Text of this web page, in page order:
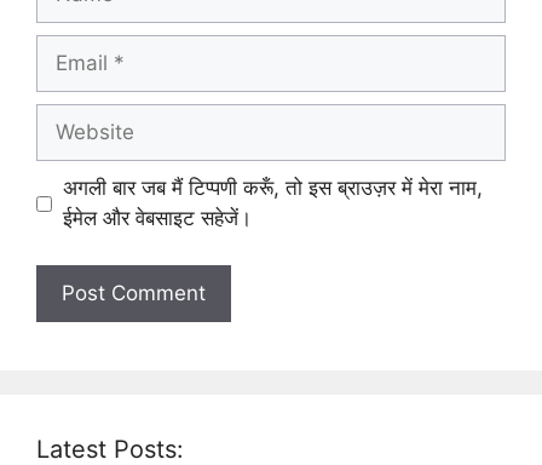
Email
Website
अगली बार जब मैं टिप्पणी करूँ, तो इस ब्राउज़र में मेरा नाम,
ईमेल और वेबसाइट सहेजें।
Latest Posts: